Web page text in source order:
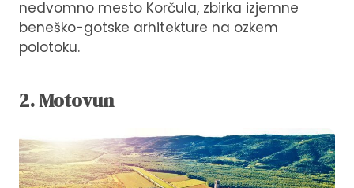
nedvomno mesto Korčula, zbirka izjemne
beneško-gotske arhitekture na ozkem
polotoku.
2. Motovun